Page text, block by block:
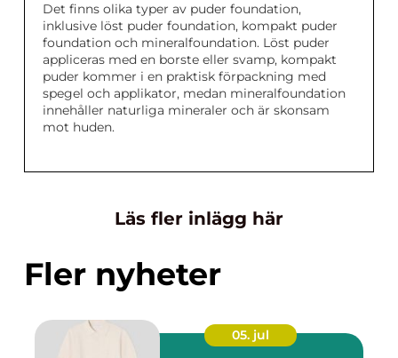
Det finns olika typer av puder foundation,
inklusive löst puder foundation, kompakt puder
foundation och mineralfoundation. Löst puder
appliceras med en borste eller svamp, kompakt
puder kommer i en praktisk förpackning med
spegel och applikator, medan mineralfoundation
innehåller naturliga mineraler och är skonsam
mot huden.
Läs fler inlägg här
Fler nyheter
05. jul